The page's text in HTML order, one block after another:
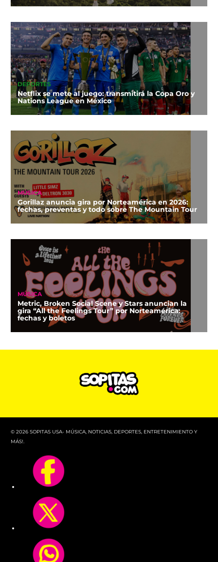
DEPORTES
Netflix se mete al juego: transmitirá la Copa Oro y
Nations League en México
MÚSICA
Gorillaz anuncia gira por Norteamérica en 2026:
fechas, preventas y todo sobre The Mountain Tour
MÚSICA
Metric, Broken Social Scene y Stars anuncian la
gira “All the Feelings Tour” por Norteamérica:
fechas y boletos
© 2026 SOPITAS USA- MÚSICA, NOTICIAS, DEPORTES, ENTRETENIMIENTO Y
MÁS!.